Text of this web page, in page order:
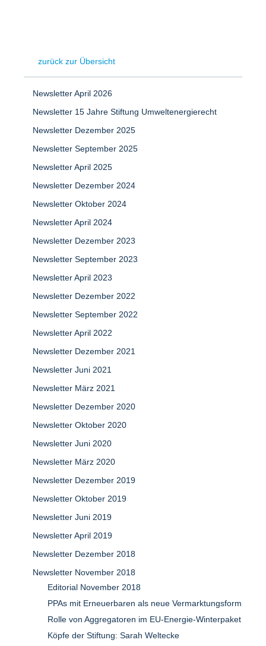
zurück zur Übersicht
Newsletter April 2026
Newsletter 15 Jahre Stiftung Umweltenergierecht
Newsletter Dezember 2025
Newsletter September 2025
Newsletter April 2025
Newsletter Dezember 2024
Newsletter Oktober 2024
Newsletter April 2024
Newsletter Dezember 2023
Newsletter September 2023
Newsletter April 2023
Newsletter Dezember 2022
Newsletter September 2022
Newsletter April 2022
Newsletter Dezember 2021
Newsletter Juni 2021
Newsletter März 2021
Newsletter Dezember 2020
Newsletter Oktober 2020
Newsletter Juni 2020
Newsletter März 2020
Newsletter Dezember 2019
Newsletter Oktober 2019
Newsletter Juni 2019
Newsletter April 2019
Newsletter Dezember 2018
Newsletter November 2018
Editorial November 2018
PPAs mit Erneuerbaren als neue Vermarktungsform
Rolle von Aggregatoren im EU-Energie-Winterpaket
Köpfe der Stiftung: Sarah Weltecke